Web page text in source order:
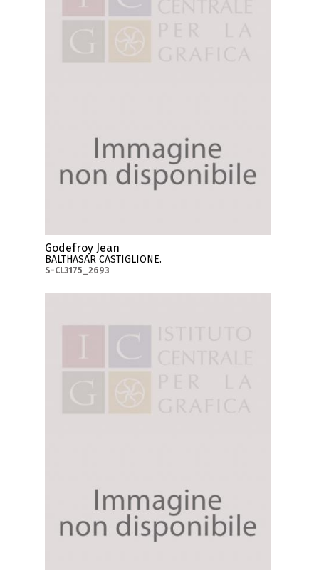
Godefroy Jean
BALTHASAR CASTIGLIONE.
S-CL3175_2693